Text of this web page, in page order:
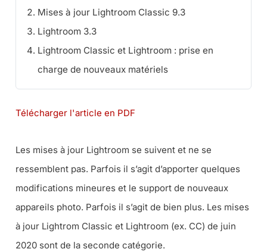
Mises à jour Lightroom Classic 9.3
Lightroom 3.3
Lightroom Classic et Lightroom : prise en
charge de nouveaux matériels
Télécharger l'article en PDF
Les mises à jour Lightroom se suivent et ne se
ressemblent pas. Parfois il s’agit d’apporter quelques
modifications mineures et le support de nouveaux
appareils photo. Parfois il s’agit de bien plus. Les mises
à jour Lightrom Classic et Lightroom (ex. CC) de juin
2020 sont de la seconde catégorie.